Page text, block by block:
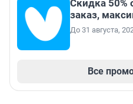
Скидка 50%
заказ,
До 31 августа,
Все